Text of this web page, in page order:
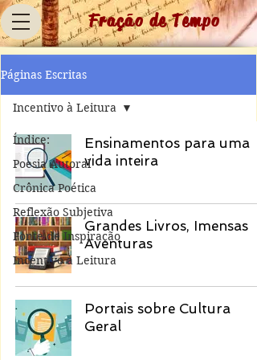
Fração de Tempo
Páginas Escritas
Índice:
Poesia Autoral
Crônica Poética
Reflexão Subjetiva
Fonte de Inspiração
Incentivo à Leitura
Incentivo à Leitura
Ensinamentos para uma
vida inteira
Grandes Livros, Imensas
Aventuras
Portais sobre Cultura
Geral